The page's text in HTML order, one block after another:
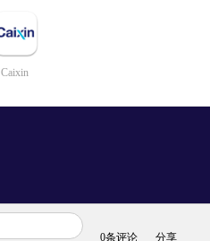
Caixin
0条评论 分享